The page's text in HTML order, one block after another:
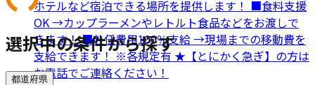
ホテルなど宿泊できる場所を提供します！ ■食料支援
OK →カップラーメンやレトルト食品などをお渡しで
きます！ ■赴任費用100％支給 →現場までの移動費を
支給できます！ ※各規定有 ★【とにかく急ぎ】の方は
お電話でご連絡ください！
選択中の条件から探す
都道府県